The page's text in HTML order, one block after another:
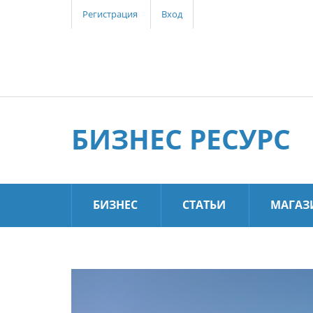
Регистрация Вход
БИЗНЕС РЕСУРС
БИЗНЕС СТАТЬИ